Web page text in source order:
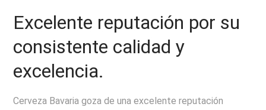
Excelente reputación por su
consistente calidad y
excelencia.
Cerveza Bavaria goza de una excelente reputación